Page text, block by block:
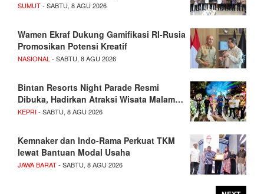
SUMUT- SABTU, 8 AGU 2026
Wamen Ekraf Dukung Gamifikasi RI-Rusia
Promosikan Potensi Kreatif
NASIONAL- SABTU, 8 AGU 2026
Bintan Resorts Night Parade Resmi
Dibuka, Hadirkan Atraksi Wisata Malam…
KEPRI- SABTU, 8 AGU 2026
Kemnaker dan Indo-Rama Perkuat TKM
lewat Bantuan Modal Usaha
JAWA BARAT- SABTU, 8 AGU 2026